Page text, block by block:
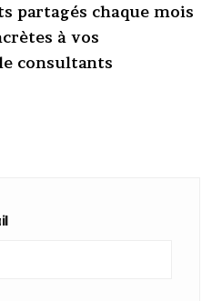
partagés chaque mois
à vos
consultants